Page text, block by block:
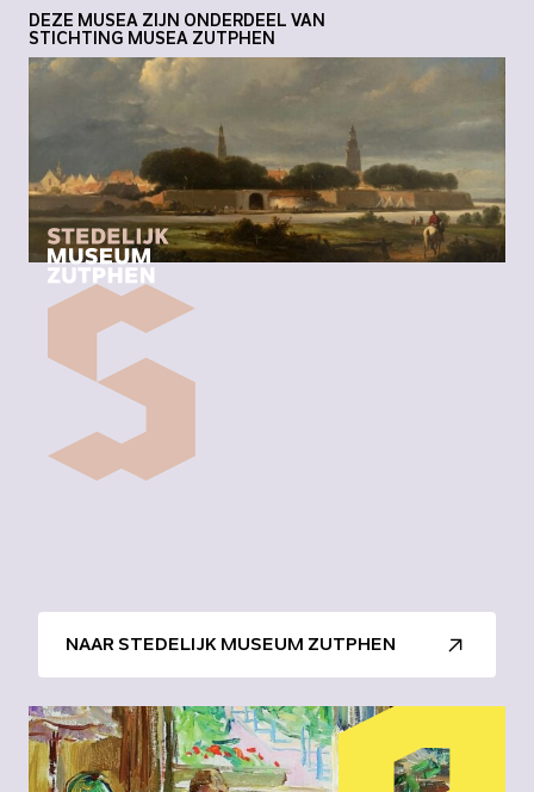
DEZE MUSEA ZIJN ONDERDEEL VAN
STICHTING MUSEA ZUTPHEN
NAAR STEDELIJK MUSEUM ZUTPHEN